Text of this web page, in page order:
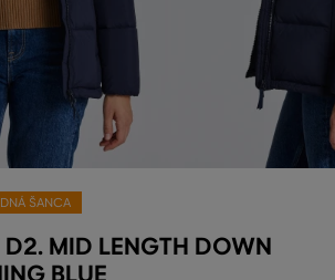
ŠANCA
MID LENGTH DOWN